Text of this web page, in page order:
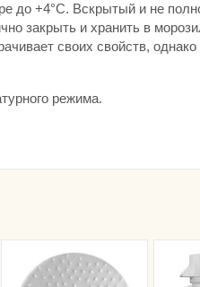
до +4°С. Вскрытый и не
закрыть и хранить в
своих свойств,
режима.